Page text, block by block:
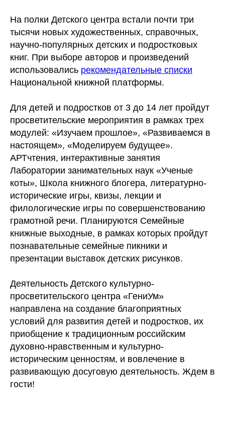
На полки Детского центра встали почти три
тысячи новых художественных, справочных,
научно-популярных детских и подростковых
книг. При выборе авторов и произведений
использовались рекомендательные списки
Национальной книжной платформы.
Для детей и подростков от 3 до 14 лет пройдут
просветительские мероприятия в рамках трех
модулей: «Изучаем прошлое», «Развиваемся в
настоящем», «Моделируем будущее».
АРТчтения, интерактивные занятия
Лаборатории занимательных наук «Ученые
коты», Школа книжного блогера, литературно-
исторические игры, квизы, лекции и
филологические игры по совершенствованию
грамотной речи. Планируются Семейные
книжные выходные, в рамках которых пройдут
познавательные семейные пикники и
презентации выставок детских рисунков.
Деятельность Детского культурно-
просветительского центра «ГениУм»
направлена на создание благоприятных
условий для развития детей и подростков, их
приобщение к традиционным российским
духовно-нравственным и культурно-
историческим ценностям, и вовлечение в
развивающую досуговую деятельность. Ждем в
гости!